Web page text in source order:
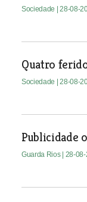
Sociedade | 28-08-
Quatro
Sociedade | 28-08-
Publicidade
Guarda Rios | 28-